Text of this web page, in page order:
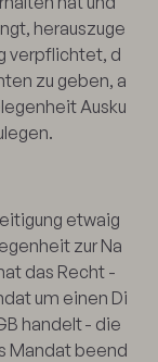
herauszuge
verpflichtet, d
zu geben, a
Ausku
etwaig
zur Na
das Recht -
um einen Di
handelt - die
Mandat beend